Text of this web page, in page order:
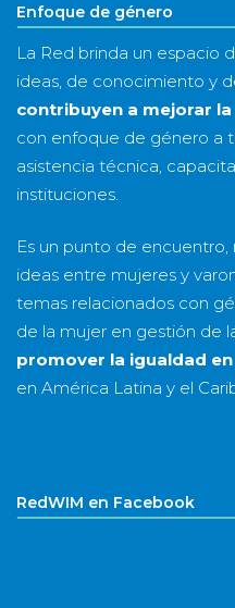
Enfoque de género
La Red brinda un espacio
ideas, de conocimiento y
contribuyen a mejorar
con enfoque de género a
asistencia técnica,
instituciones.
Es un punto de
ideas entre mujeres y
temas relacionados con
de la mujer en gestión de
promover la igualdad
en América Latina y el
RedWIM en Facebook